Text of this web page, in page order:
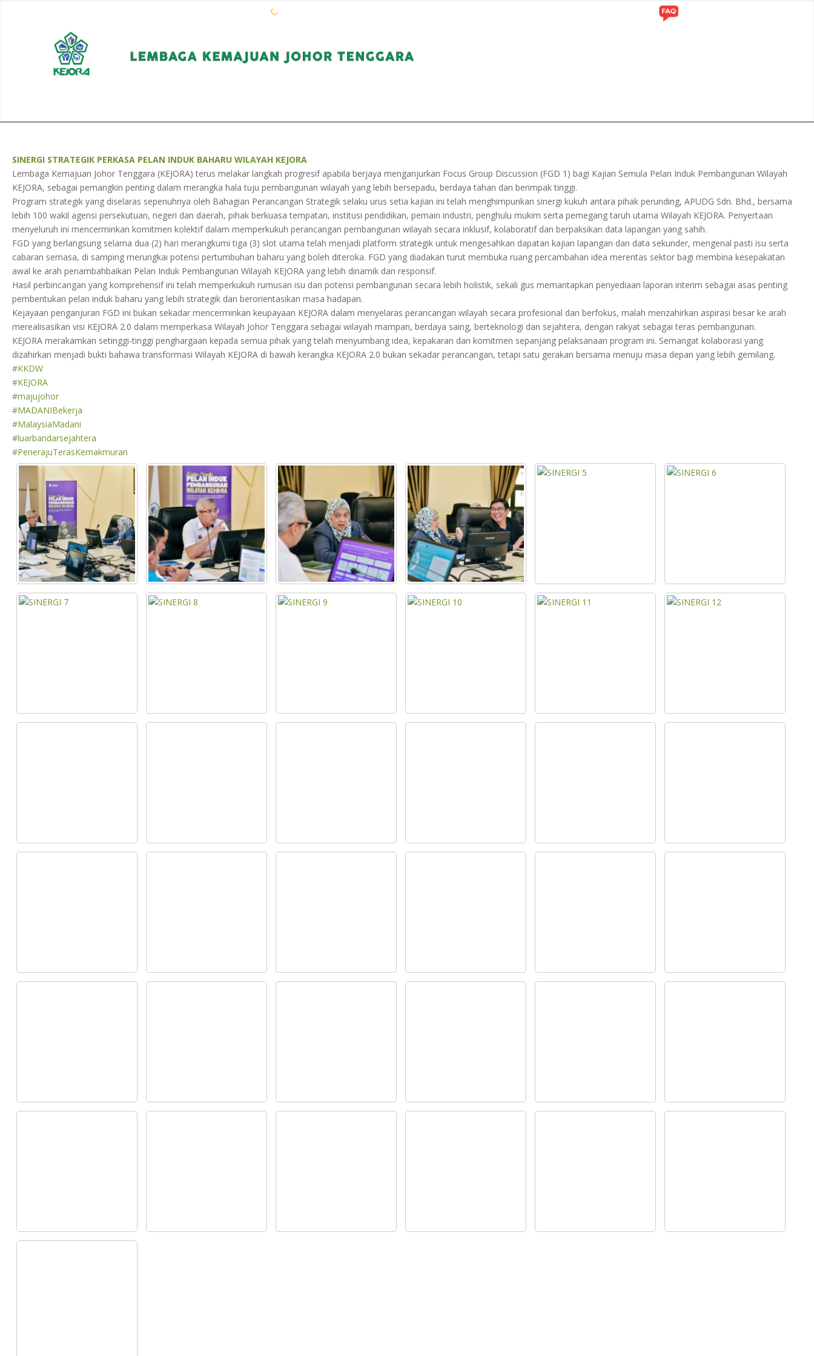
SINERGI STRATEGIK PERKASA PELAN INDUK BAHARU WILAYAH KEJORA
Lembaga Kemajuan Johor Tenggara (KEJORA) terus melakar langkah progresif apabila berjaya menganjurkan Focus Group Discussion (FGD 1) bagi Kajian Semula Pelan Induk Pembangunan Wilayah
KEJORA, sebagai pemangkin penting dalam merangka hala tuju pembangunan wilayah yang lebih bersepadu, berdaya tahan dan berimpak tinggi.
Program strategik yang diselaras sepenuhnya oleh Bahagian Perancangan Strategik selaku urus setia kajian ini telah menghimpunkan sinergi kukuh antara pihak perunding, APUDG Sdn. Bhd., bersama
lebih 100 wakil agensi persekutuan, negeri dan daerah, pihak berkuasa tempatan, institusi pendidikan, pemain industri, penghulu mukim serta pemegang taruh utama Wilayah KEJORA. Penyertaan
menyeluruh ini mencerminkan komitmen kolektif dalam memperkukuh perancangan pembangunan wilayah secara inklusif, kolaboratif dan berpaksikan data lapangan yang sahih.
FGD yang berlangsung selama dua (2) hari merangkumi tiga (3) slot utama telah menjadi platform strategik untuk mengesahkan dapatan kajian lapangan dan data sekunder, mengenal pasti isu serta
cabaran semasa, di samping merungkai potensi pertumbuhan baharu yang boleh diteroka. FGD yang diadakan turut membuka ruang percambahan idea merentas sektor bagi membina kesepakatan
awal ke arah penambahbaikan Pelan Induk Pembangunan Wilayah KEJORA yang lebih dinamik dan responsif.
Hasil perbincangan yang komprehensif ini telah memperkukuh rumusan isu dan potensi pembangunan secara lebih holistik, sekali gus memantapkan penyediaan laporan interim sebagai asas penting
pembentukan pelan induk baharu yang lebih strategik dan berorientasikan masa hadapan.
Kejayaan penganjuran FGD ini bukan sekadar mencerminkan keupayaan KEJORA dalam menyelaras perancangan wilayah secara profesional dan berfokus, malah menzahirkan aspirasi besar ke arah
merealisasikan visi KEJORA 2.0 dalam memperkasa Wilayah Johor Tenggara sebagai wilayah mampan, berdaya saing, berteknologi dan sejahtera, dengan rakyat sebagai teras pembangunan.
KEJORA merakamkan setinggi-tinggi penghargaan kepada semua pihak yang telah menyumbang idea, kepakaran dan komitmen sepanjang pelaksanaan program ini. Semangat kolaborasi yang
dizahirkan menjadi bukti bahawa transformasi Wilayah KEJORA di bawah kerangka KEJORA 2.0 bukan sekadar perancangan, tetapi satu gerakan bersama menuju masa depan yang lebih gemilang.
#KKDW
#KEJORA
#majujohor
#MADANIBekerja
#MalaysiaMadani
#luarbandarsejahtera
#PenerajuTerasKemakmuran